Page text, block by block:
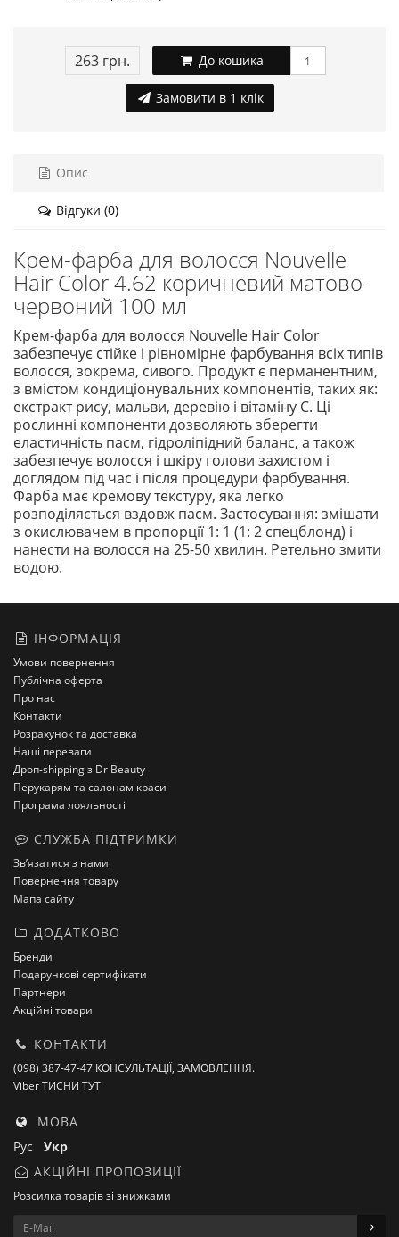
263 грн. До кошика
Замовити в 1 клік
Опис
Відгуки (0)
Крем-фарба для волосся Nouvelle
Hair Color 4.62 коричневий матово-
червоний 100 мл
Крем-фарба для волосся Nouvelle Hair Color
забезпечує стійке і рівномірне фарбування всіх типів
волосся, зокрема, сивого. Продукт є перманентним,
з вмістом кондиціонувальних компонентів, таких як:
екстракт рису, мальви, деревію і вітаміну С. Ці
рослинні компоненти дозволяють зберегти
еластичність пасм, гідроліпідний баланс, а також
забезпечує волосся і шкіру голови захистом і
доглядом під час і після процедури фарбування.
Фарба має кремову текстуру, яка легко
розподіляється вздовж пасм. Застосування: змішати
з окислювачем в пропорції 1: 1 (1: 2 спецблонд) і
нанести на волосся на 25-50 хвилин. Ретельно змити
водою.
ІНФОРМАЦІЯ
Умови повернення
Публічна оферта
Про нас
Контакти
Розрахунок та доставка
Наші переваги
Дроп-shipping з Dr Beauty
Перукарям та салонам краси
Програма лояльності
СЛУЖБА ПІДТРИМКИ
Зв’язатися з нами
Повернення товару
Мапа сайту
ДОДАТКОВО
Бренди
Подарункові сертифікати
Партнери
Акційні товари
КОНТАКТИ
(098) 387-47-47 КОНСУЛЬТАЦІЇ, ЗАМОВЛЕННЯ.
Viber ТИСНИ ТУТ
МОВА
Рус Укр
АКЦІЙНІ ПРОПОЗИЦІЇ
Розсилка товарів зі знижками